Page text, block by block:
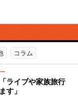
コラム
ライブや家族旅行
す」